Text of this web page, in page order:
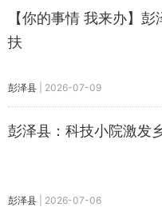
【你的事情 我来办】
扶
彭泽县 2026-07-09
彭泽县：科技小院激发
彭泽县 2026-07-06